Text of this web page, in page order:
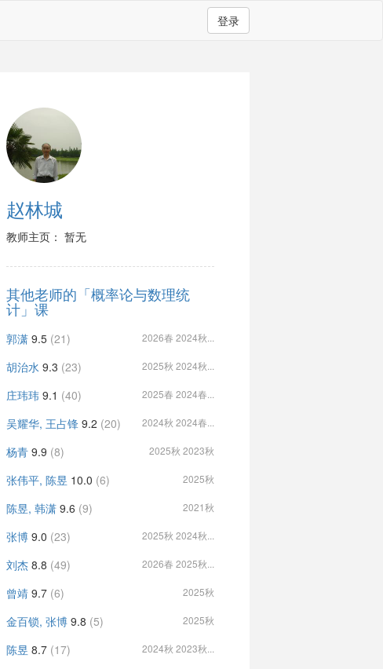
登录
赵林城
教师主页： 暂无
其他老师的「概率论与数理统
计」课
郭潇 9.5 (21) 2026春 2024秋...
胡治水 9.3 (23) 2025秋 2024秋...
庄玮玮 9.1 (40) 2025春 2024春...
吴耀华, 王占锋 9.2 (20) 2024秋 2024春...
杨青 9.9 (8) 2025秋 2023秋
张伟平, 陈昱 10.0 (6) 2025秋
陈昱, 韩潇 9.6 (9) 2021秋
张博 9.0 (23) 2025秋 2024秋...
刘杰 8.8 (49) 2026春 2025秋...
曾靖 9.7 (6) 2025秋
金百锁, 张博 9.8 (5) 2025秋
陈昱 8.7 (17) 2024秋 2023秋...